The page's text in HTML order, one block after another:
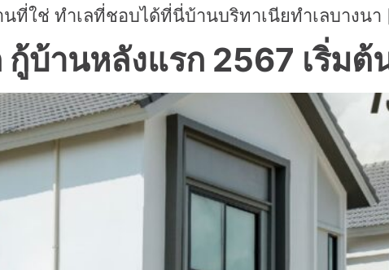
นที่ใช่ ทำเลที่ชอบได้ที่นี่บ้านบริทาเนียทำเลบางน
บ้านหลังแรก 2567 เริ่มต้